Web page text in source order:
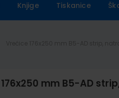
Knjige Tiskanice
mm B5-AD